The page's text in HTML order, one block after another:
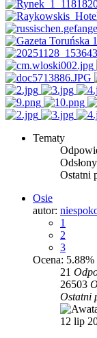
Tematy
Odsłony
Ostatni
Osie
autor:
1
2
3
Ocena: 5.88%
21
26503
Ostatni
12 lip